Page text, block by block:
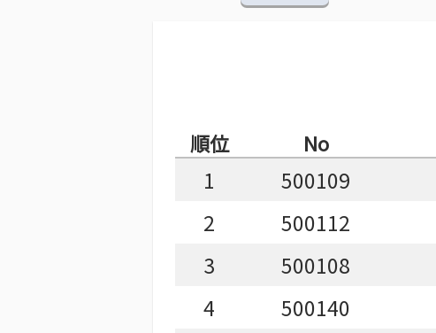
順位 No
1 500109
2
500112
3
500108
4
500140